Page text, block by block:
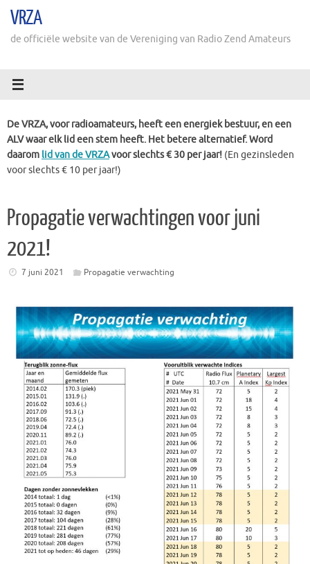
naarVRZA
de officiële website van de Vereniging van Radio Zend Amateurs
De VRZA, voor radioamateurs, heeft een energiek bestuur, en een
ALV waar elk lid een stem heeft. Het betere alternatief. Word
daarom lid van de VRZAvoor slechts € 30 per jaar! (En gezinsleden
voor slechts € 10 per jaar!)
Propagatie verwachtingen voor juni
2021!
7 juni 2021 Propagatie verwachting